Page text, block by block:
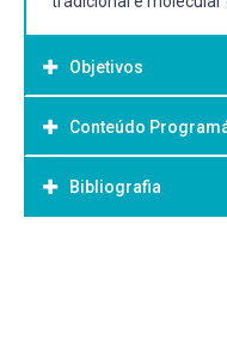
Objetivos
Objetivo Geral:
Estudar a astrutura e
relacionadas com
Conteúdo
UNIDADE 1.
Bibliografia